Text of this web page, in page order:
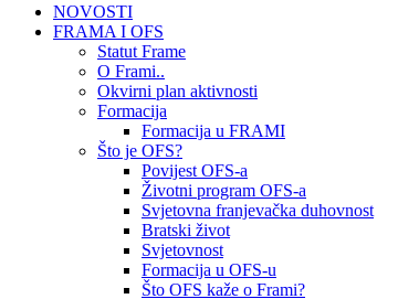
NOVOSTI
FRAMA I OFS
Statut Frame
O Frami..
Okvirni plan aktivnosti
Formacija
Formacija u FRAMI
Što je OFS?
Povijest OFS-a
Životni program OFS-a
Svjetovna franjevačka duhovnost
Bratski život
Svjetovnost
Formacija u OFS-u
Što OFS kaže o Frami?